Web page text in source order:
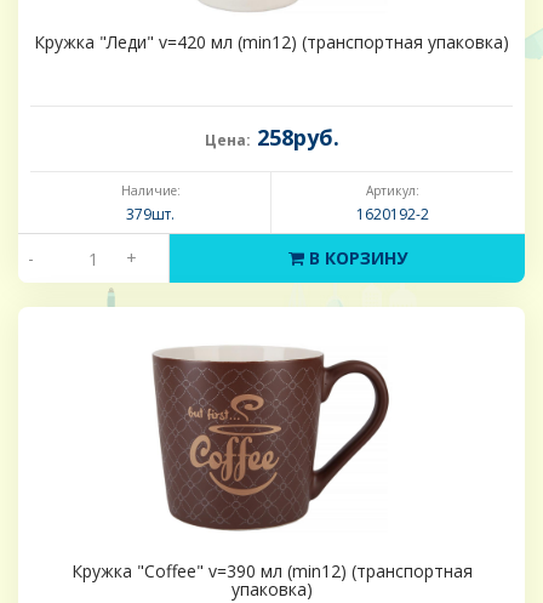
Кружка "Леди" v=420 мл (min12) (транспортная упаковка)
Цена: 258руб.
Наличие:
379шт.
Артикул:
1620192-2
- + В КОРЗИНУ
Кружка "Coffee" v=390 мл (min12) (транспортная
упаковка)